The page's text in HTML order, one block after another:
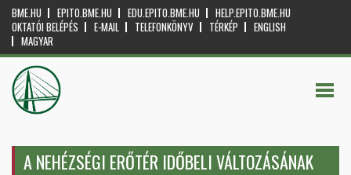
BME.HU EPITO.BME.HU EDU.EPITO.BME.HU
HELP.EPITO.BME.HU
OKTATÓI BELÉPÉS
E-MAIL TELEFONKÖNYV TÉRKÉP
ENGLISH
MAGYAR
A NEHÉZSÉGI ERŐTÉR IDŐBELI VÁLTOZÁSÁNAK